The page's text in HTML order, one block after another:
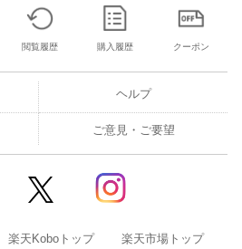
閲覧履歴 購入履歴 クーポン
ヘルプ
ご意見・ご要望
楽天Koboトップ 楽天市場トップ